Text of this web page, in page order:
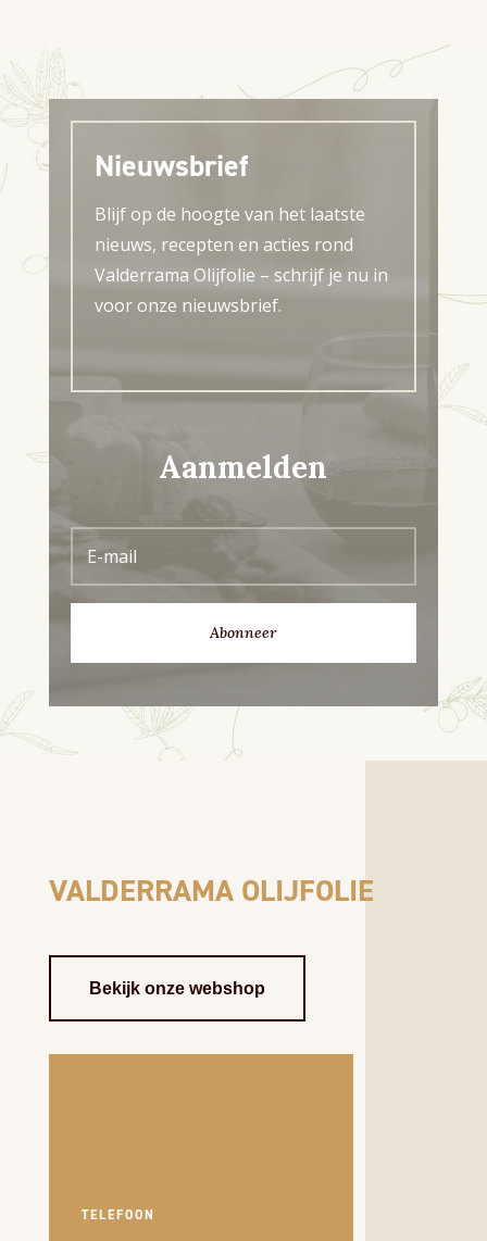
Nieuwsbrief
Blijf op de hoogte van het laatste
nieuws, recepten en acties rond
Valderrama Olijfolie – schrijf je nu in
voor onze nieuwsbrief.
Aanmelden
Abonneer
VALDERRAMA OLIJFOLIE
Bekijk onze webshop
TELEFOON